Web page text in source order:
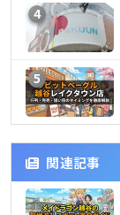
4
5
関連記事